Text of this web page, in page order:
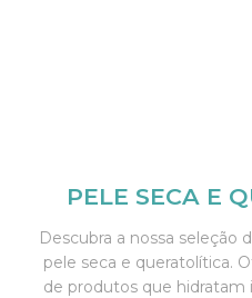
PELE SECA E
Descubra a nossa seleção
pele seca e queratolítica.
de produtos que